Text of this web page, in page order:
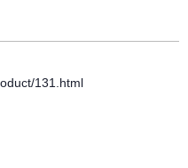
131.html